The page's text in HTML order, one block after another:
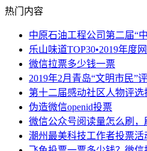
热门内容
中原石油工程公司第二届“
乐山味道TOP30•2019年度
微信拉票多少钱一票
2019年2月青岛“文明市民”
第十二届感动社区人物评选
伪造微信openid投票
微信公众号阅读量怎么刷
潮州最美科技工作者投票活